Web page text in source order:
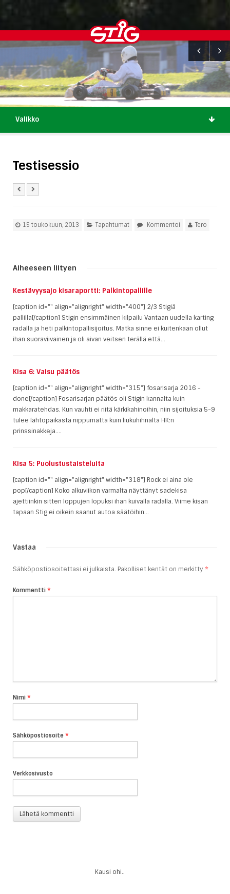
Valikko
Testisessio
15 toukokuun, 2013 Tapahtumat Kommentoi Tero
Aiheeseen liityen
Kestävyysajo kisaraportti: Palkintopallille
[caption id="" align="alignright" width="400"] 2/3 Stigiä
pallilla[/caption] Stigin ensimmäinen kilpailu Vantaan uudella karting
radalla ja heti palkintopallisijoitus. Matka sinne ei kuitenkaan ollut
ihan suoraviivainen ja oli aivan veitsen terällä että...
Kisa 6: Vaisu päätös
[caption id="" align="alignright" width="315"] fosarisarja 2016 -
done[/caption] Fosarisarjan päätös oli Stigin kannalta kuin
makkaratehdas. Kun vauhti ei riitä kärkikahinoihin, niin sijoituksia 5-9
tulee lähtöpaikasta riippumatta kuin liukuhihnalta HK:n
prinssinakkeja....
Kisa 5: Puolustustaisteluita
[caption id="" align="alignright" width="318"] Rock ei aina ole
pop[/caption] Koko alkuviikon varmalta näyttänyt sadekisa
ajettiinkin sitten loppujen lopuksi ihan kuivalla radalla. Viime kisan
tapaan Stig ei oikein saanut autoa säätöihin...
Vastaa
Sähköpostiosoitettasi ei julkaista. Pakolliset kentät on merkitty *
Kommentti *
Nimi *
Sähköpostiosoite *
Verkkosivusto
Kausi ohi..